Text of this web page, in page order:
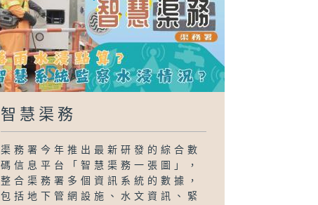
智慧渠務
渠務署今年推出最新研發的綜合數
碼信息平台「智慧渠務一張圖」，
整合渠務署多個資訊系統的數據，
包括地下管網設施、水文資訊、緊